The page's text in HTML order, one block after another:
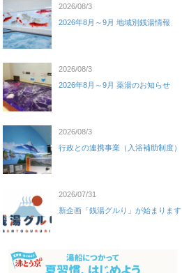
2026/08/3
2026年8月～9月 地域別銭湯情報
2026/08/3
2026年8月～9月 薬湯のお知らせ
2026/08/3
行政との連携事業（入浴補助制度）
2026/07/31
新企画「銭湯グルり」が始まります